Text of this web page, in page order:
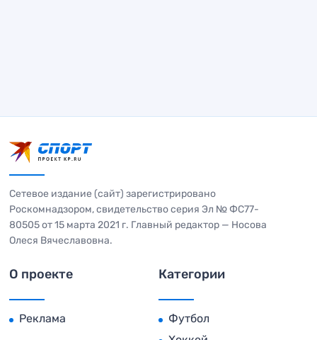
Сетевое издание (сайт) зарегистрировано
Роскомнадзором, свидетельство серия Эл № ФС77-
80505 от 15 марта 2021 г. Главный редактор — Носова
Олеся Вячеславовна.
О проекте
Реклама
Категории
Футбол